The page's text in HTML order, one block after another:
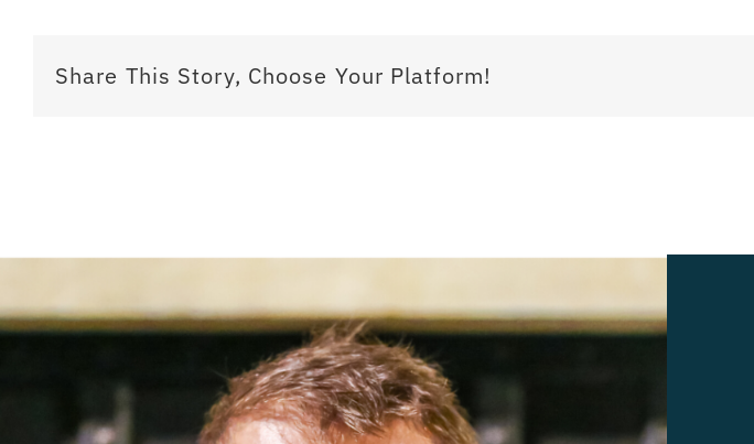
Share This Story, Choose Your Platform!